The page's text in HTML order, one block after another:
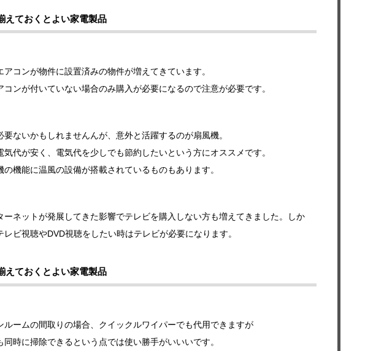
えておくとよい家電製品
コンが物件に設置済みの物件が増えてきています。
コンが付いていない場合のみ購入が必要になるので注意が必要です。
要ないかもしれませんんが、意外と活躍するのが扇風機。
気代が安く、電気代を少しでも節約したいという方にオススメです。
機能に温風の設備が搭載されているものもあります。
ーネットが発展してきた影響でテレビを購入しない方も増えてきました。しか
レビ視聴やDVD視聴をしたい時はテレビが必要になります。
えておくとよい家電製品
ルームの間取りの場合、クイックルワイパーでも代用できますが
同時に掃除できるという点では使い勝手がいいいです。